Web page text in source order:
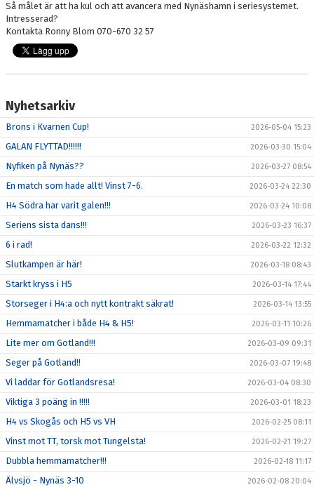
Så målet är att ha kul och att avancera med Nynäshamn i seriesystemet.
Intresserad?
Kontakta Ronny Blom 070-670 32 57
Nyhetsarkiv
Brons i Kvarnen Cup! 2026-05-04 15:23
GALAN FLYTTAD!!!!!! 2026-03-30 15:04
Nyfiken på Nynäs?? 2026-03-27 08:54
En match som hade allt! Vinst 7-6. 2026-03-24 22:30
H4 Södra har varit galen!!! 2026-03-24 10:08
Seriens sista dans!!! 2026-03-23 16:37
6 i rad! 2026-03-22 12:32
Slutkampen är här! 2026-03-18 08:43
Starkt kryss i H5 2026-03-14 17:44
Storseger i H4:a och nytt kontrakt säkrat! 2026-03-14 13:55
Hemmamatcher i både H4 & H5! 2026-03-11 10:26
Lite mer om Gotland!!! 2026-03-09 09:31
Seger på Gotland!! 2026-03-07 19:48
Vi laddar för Gotlandsresa! 2026-03-04 08:30
Viktiga 3 poäng in !!!!! 2026-03-01 18:23
H4 vs Skogås och H5 vs VH 2026-02-25 08:11
Vinst mot TT, torsk mot Tungelsta! 2026-02-21 19:27
Dubbla hemmamatcher!!! 2026-02-18 11:17
Älvsjö - Nynäs 3-10 2026-02-08 20:04